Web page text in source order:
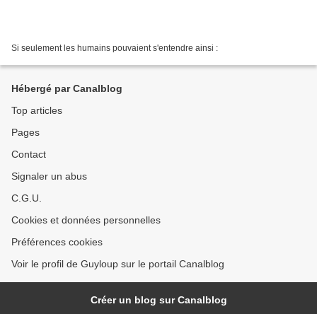
Si seulement les humains pouvaient s'entendre ainsi :
Hébergé par Canalblog
Top articles
Pages
Contact
Signaler un abus
C.G.U.
Cookies et données personnelles
Préférences cookies
Voir le profil de Guyloup sur le portail Canalblog
Créer un blog sur Canalblog